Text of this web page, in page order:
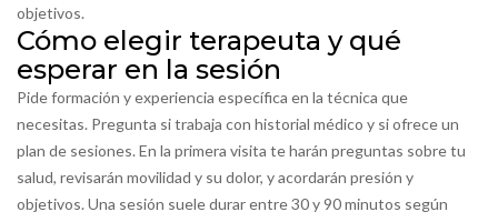
objetivos.
Cómo elegir terapeuta y qué
esperar en la sesión
Pide formación y experiencia específica en la técnica que
necesitas. Pregunta si trabaja con historial médico y si ofrece un
plan de sesiones. En la primera visita te harán preguntas sobre tu
salud, revisarán movilidad y su dolor, y acordarán presión y
objetivos. Una sesión suele durar entre 30 y 90 minutos según